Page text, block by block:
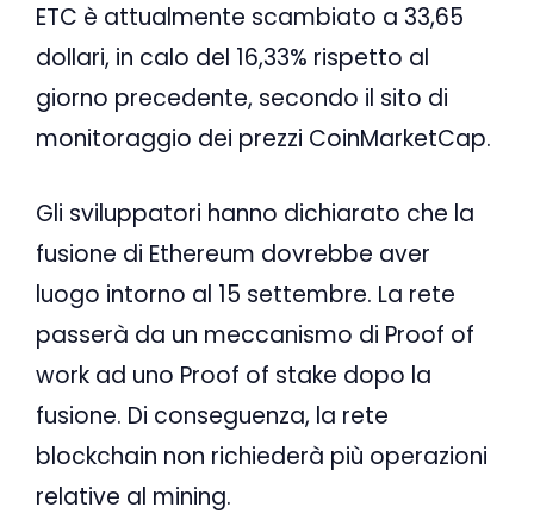
ETC è attualmente scambiato a 33,65
dollari, in calo del 16,33% rispetto al
giorno precedente, secondo il sito di
monitoraggio dei prezzi CoinMarketCap.
Gli sviluppatori hanno dichiarato che la
fusione di Ethereum dovrebbe aver
luogo intorno al 15 settembre. La rete
passerà da un meccanismo di Proof of
work ad uno Proof of stake dopo la
fusione. Di conseguenza, la rete
blockchain non richiederà più operazioni
relative al mining.